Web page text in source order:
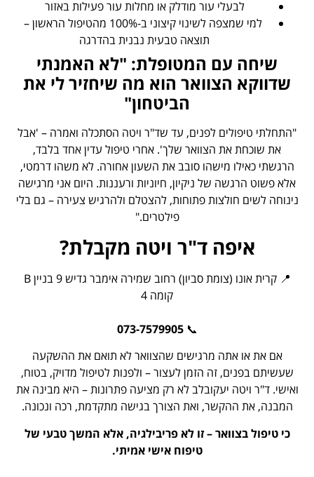
לבעלי עור מודלק או מחלות עור פעילות באזור
למי שמצפה לשינוי קיצוני ב-100% מהטיפול הראשון –
תוצאה טבעית נבנית בהדרגה
שיחה עם המטופלת: "לא האמנתי
שדווקא הצוואר הוא מה שיחזיר לי את
הביטחון"
"התחלתי טיפולים לפנים, עד שד"ר ויטה הסתכלה ואמרה – 'אבל
את שוכחת את הצוואר שלך'. אחרי טיפול עדין אחד בלבד,
הרגשתי כאילו מישהו סובב את השעון אחורה. לא משהו דרמטי,
אלא פשוט הרגשה של ניקיון, חיוניות ורעננות. היום אני מרגישה
נינוחה לשים חולצות פתוחות, להצטלם ולהרגיש צעירה – גם בלי
פילטרים."
איפה ד"ר ויטה מקבלת?
📍 קרית אונו (צומת סביון) רחוב שמירה אימבר גדיש 9 בניין B
קומה 4
📞
073-7579905
אם את או אתה מרגישים שהצוואר לא תואם את ההשקעה
שעשיתם בפנים, זה הזמן לעצור – ולפנות לטיפול מדויק, בטוח,
ואישי. ד"ר ויטה יעקובלב לא רק מציעה פתרונות – היא מבינה את
המבנה, את ההקשר, ואת הצורך בגישה מתקדמת, רכה ונכונה.
כי טיפול בצוואר – זו לא פריבילגיה, אלא המשך טבעי של
טיפוח אישי אמיתי.